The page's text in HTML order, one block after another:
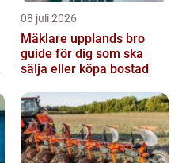
08 juli 2026
Mäklare upplands bro
guide för dig som ska
sälja eller köpa bostad